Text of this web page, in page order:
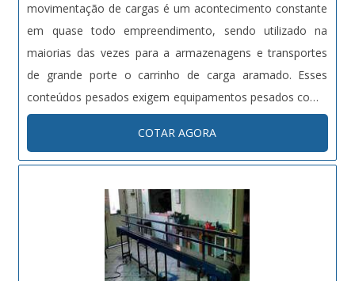
movimentação de cargas é um acontecimento constante
em quase todo empreendimento, sendo utilizado na
maiorias das vezes para a armazenagens e transportes
de grande porte o carrinho de carga aramado. Esses
conteúdos pesados exigem equipamentos pesados como
uma empilhadeira, por exemplo, mas quando se trata de
movimentação de pequenas cargas, um equipamento
pesado seria desnecessário sendo empregado....
COTAR AGORA